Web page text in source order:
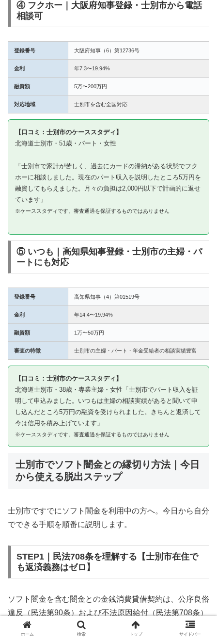
④ フクホー｜大阪府知事登録・士別市から電話
相談可
登録番号 大阪府知事（6）第12736号
金利 年7.3〜19.94%
融資額 5万〜200万円
対応地域 士別市を含む全国対応
【口コミ：士別市のケーススタディ】
北海道士別市・51歳・パート・女性
「士別市で家計が苦しく、過去にカードの滞納がある状態でフク
ホーに相談しました。現在のパート収入を説明したところ5万円を
融資してもらえました。月々の負担は2,000円以下で計画的に返せ
ています」
※ケーススタディです。審査通過を保証するものではありません
⑤ いつも｜高知県知事登録・士別市の主婦・パ
ートにも対応
登録番号 高知県知事（4）第01519号
金利 年14.4〜19.94%
融資額 1万〜50万円
審査の特徴 士別市の主婦・パート・年金受給者の相談実績豊富
【口コミ：士別市のケーススタディ】
北海道士別市・38歳・専業主婦・女性「士別市でパート収入を証
明して申込みました。いつもは主婦の相談実績があると聞いて申
し込んだところ5万円の融資を受けられました。きちんと返済して
今は信用を積み上げています」
※ケーススタディです。審査通過を保証するものではありません
士別市でソフト闇金との縁切り方法｜今日
から使える脱出ステップ
士別市ですでにソフト闇金を利用中の方へ。今日から自分
でできる手順を順番に説明します。
STEP1｜民法708条を理解する【士別市在住で
も返済義務はゼロ】
ソフト闇金を含む闇金との金銭消費貸借契約は、公序良俗
違反（民法第90条）および不法原因給付（民法第708条）
に該当するため、法的には無効です。士別市在住であって
ホーム 検索 トップ サイドバー